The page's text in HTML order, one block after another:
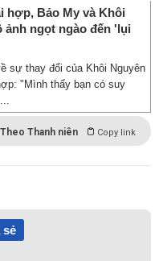
hợp, Bảo My và Khôi
ảnh ngọt ngào đến 'lụi
sự thay đổi của Khôi Nguyên
"Mình thấy bạn có suy
Theo Thanh niên Copy link